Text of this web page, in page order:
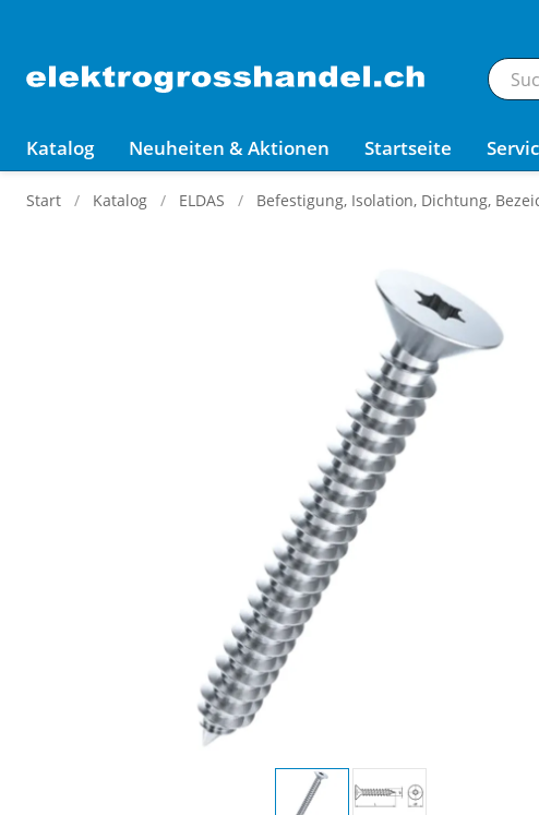
Katalog Neuheiten & Aktionen Startseite
Start Katalog ELDAS Befestigung, Isolation, Dichtung,